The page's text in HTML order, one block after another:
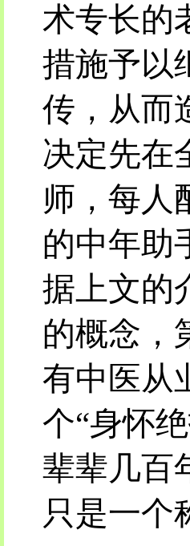
术专长的
措施予以
传，从而
决定先在
师，每人
的中年助
据上文的
的概念，
有中医从
个“身怀
辈辈几百
只是一个